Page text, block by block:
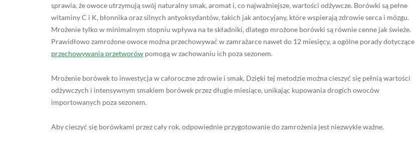
sprawia, że owoce utrzymują swój naturalny smak, aromat i, co najważniejsze, wartości odżywcze. Borówki są pełne
witaminy C i K, błonnika oraz silnych antyoksydantów, takich jak antocyjany, które wspierają zdrowie serca i mózgu.
Mrożenie tylko w minimalnym stopniu wpływa na te składniki, dlatego mrożone borówki są równie cenne jak świeże.
Prawidłowo zamrożone owoce można przechowywać w zamrażarce nawet do 12 miesięcy, a ogólne porady dotyczące
przechowywania przetworów pomogą w zachowaniu ich poza sezonem.
Mrożenie borówek to inwestycja w całoroczne zdrowie i smak. Dzięki tej metodzie można cieszyć się pełnią wartości
odżywczych i intensywnym smakiem borówek przez długie miesiące, unikając kupowania drogich owoców
importowanych poza sezonem.
Aby cieszyć się borówkami przez cały rok, odpowiednie przygotowanie do zamrożenia jest niezwykle ważne.